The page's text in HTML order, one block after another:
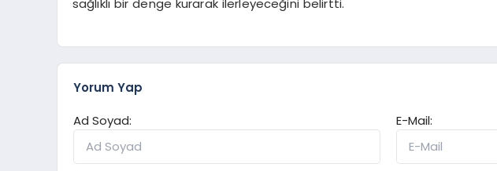
sağlıklı bir denge kurarak ilerleyeceğini belirtti.
Yorum Yap
Ad Soyad:
E-Mail: